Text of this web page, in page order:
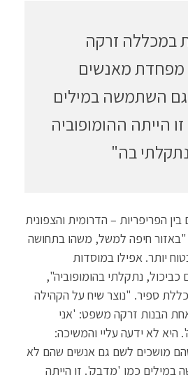
במכללה זרקה
מאנשים
השתמשה במילים
הייתה ההומופוביה
בה"
הפריפריות – הדרומית והצפונית
חיפה למשל, משהו בתחושה
יותר. אפילו במוסדות
נתקלתי בהומופוביה",
ספיר. "נוצר שיח על הקהילה
הבנות זרקה משפט: 'אני
לא ידעה עליי והמשיכה:
מושכים לשם גם אנשים שהם לא
במילים כמו 'מדבק'. זו הייתה